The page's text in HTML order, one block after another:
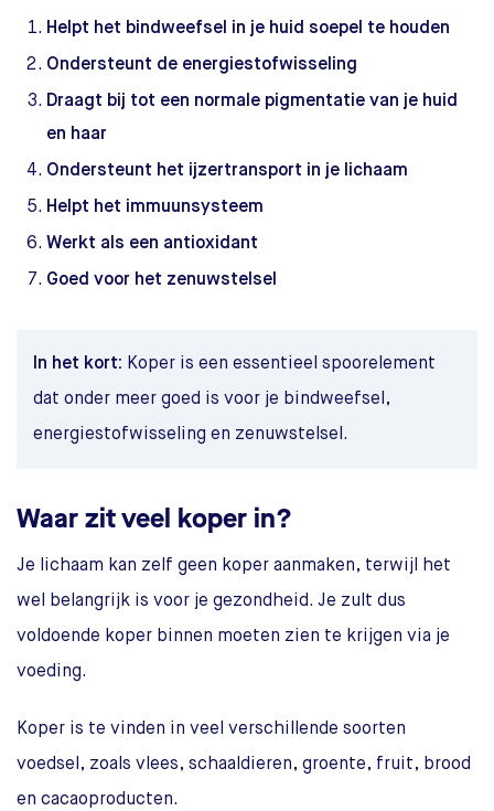
Helpt het bindweefsel in je huid soepel te houden
Ondersteunt de energiestofwisseling
Draagt bij tot een normale pigmentatie van je huid
en haar
Ondersteunt het ijzertransport in je lichaam
Helpt het immuunsysteem
Werkt als een antioxidant
Goed voor het zenuwstelsel
In het kort: Koper is een essentieel spoorelement
dat onder meer goed is voor je bindweefsel,
energiestofwisseling en zenuwstelsel.
Waar zit veel koper in?
Je lichaam kan zelf geen koper aanmaken, terwijl het
wel belangrijk is voor je gezondheid. Je zult dus
voldoende koper binnen moeten zien te krijgen via je
voeding.
Koper is te vinden in veel verschillende soorten
voedsel, zoals vlees, schaaldieren, groente, fruit, brood
en cacaoproducten.